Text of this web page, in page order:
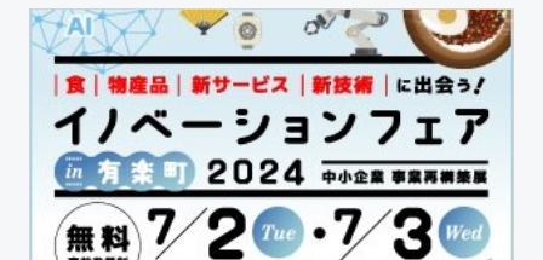
©i-Focus Co., Ltd. All Rights Reserved.